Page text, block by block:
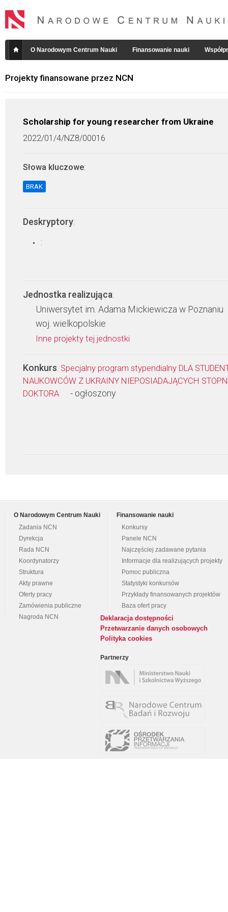
O Narodowym Centrum Nauki Finansowanie nauki
Projekty finansowane przez NCN
Scholarship for young researcher from Ukraine
2022/01/4/NZ8/00016
Słowa kluczowe:
BRAK
Deskryptory:
:
Jednostka realizująca:
Uniwersytet im. Adama Mickiewicza w Poznaniu
woj. wielkopolskie
Inne projekty tej jednostki
Konkurs: Specjalny program stypendialny DLA
NAUKOWCÓW Z UKRAINY NIEPOSIADAJĄCYCH
DOKTORA
- ogłoszony
O Narodowym Centrum Nauki
Zadania NCN
Dyrekcja
Rada NCN
Koordynatorzy
Struktura
Akty prawne
Oferty pracy
Zamówienia publiczne
Nagroda NCN
Finansowanie nauki
Konkursy
Panele NCN
Najczęściej zadawane pytania
Informacje dla realizujących projekty
Pomoc publiczna
Statystyki konkursów
Przykłady finansowanych projektów
Baza ofert pracy
Deklaracja dostępności
Przetwarzanie danych osobowych
Polityka cookies
Partnerzy